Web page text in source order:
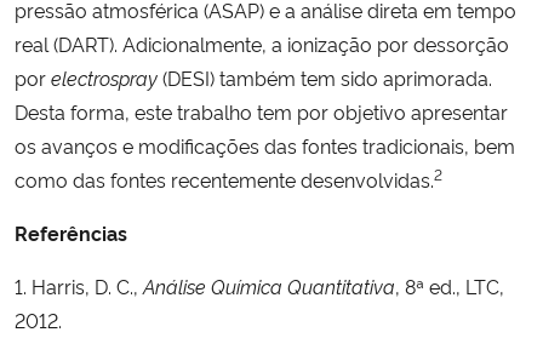
pressão atmosférica (ASAP) e a análise direta em tempo
real (DART). Adicionalmente, a ionização por dessorção
porelectrospray(DESI) também tem sido aprimorada.
Desta forma, este trabalho tem por objetivo apresentar
os avanços e modificações das fontes tradicionais, bem
como das fontes recentemente desenvolvidas.2
Referências
1. Harris, D. C., Análise Química Quantitativa, 8ª ed., LTC,
2012.